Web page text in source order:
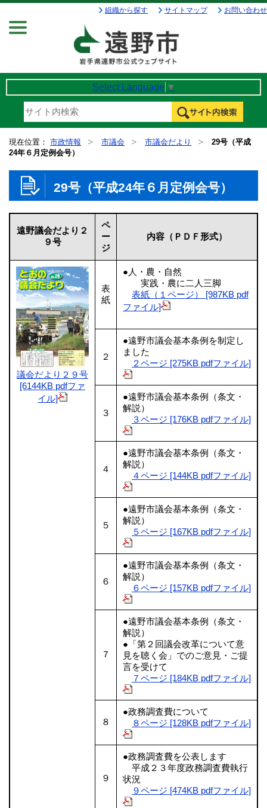
組織から探す サイトマップ お問い合わせ
Select Language ▼
現在位置： 市政情報 市議会 市議会だより
29号（平成
24年６月定例会号）
29号（平成24年６月定例会号）
遠野議会だより２
９号
ペ
ー
ジ
内容（ＰＤＦ形式）
議会だより２９号
[6144KB pdfファ
イル]
表
紙
●人・農・自然
実践・農に二人三脚
表紙（１ページ） [987KB pdf
ファイル]
２
●遠野市議会基本条例を制定し
ました
２ページ [275KB pdfファイル]
３
●遠野市議会基本条例（条文・
解説）
３ページ [176KB pdfファイル]
４
●遠野市議会基本条例（条文・
解説）
４ページ [144KB pdfファイル]
５
●遠野市議会基本条例（条文・
解説）
５ページ [167KB pdfファイル]
６
●遠野市議会基本条例（条文・
解説）
６ページ [157KB pdfファイル]
７
●遠野市議会基本条例（条文・
解説）
●「第２回議会改革について意
見を聴く会」でのご意見・ご提
言を受けて
７ページ [184KB pdfファイル]
８
●政務調査費について
８ページ [128KB pdfファイル]
９
●政務調査費を公表します
平成２３年度政務調査費執行
状況
９ページ [474KB pdfファイル]